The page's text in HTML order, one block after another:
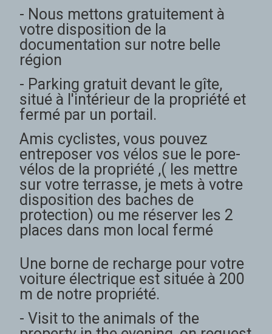
- Nous mettons gratuitement à
votre disposition de la
documentation sur notre belle
région
- Parking gratuit devant le gîte,
situé à l'intérieur de la propriété et
fermé par un portail.
Amis cyclistes, vous pouvez
entreposer vos vélos sue le pore-
vélos de la propriété ,( les mettre
sur votre terrasse, je mets à votre
disposition des baches de
protection) ou me réserver les 2
places dans mon local fermé
Une borne de recharge pour votre
voiture électrique est située à 200
m de notre propriété.
- Visit to the animals of the